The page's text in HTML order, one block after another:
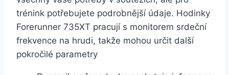
trénink potřebujete podrobnější údaje. Hodinky
Forerunner 735XT pracují s monitorem srdeční
frekvence na hrudi, takže mohou určit další
pokročilé parametry